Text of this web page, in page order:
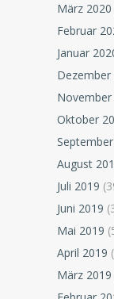
März 2020
Februar
Januar
Dezember
November
Oktober
August
Juli 2019
Juni 2019
Mai 2019
April 2019
März 2019